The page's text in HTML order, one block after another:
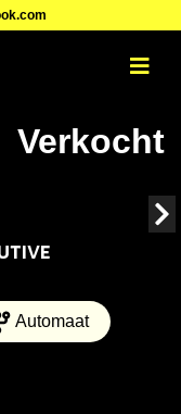
Verkocht
Automaat